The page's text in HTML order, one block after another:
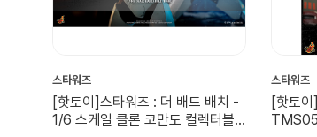
스타워즈
[핫토이]스타워즈 : 더 배드 배치 -
1/6 스케일 클론 코만도 컬렉터블
스타워즈
[핫토